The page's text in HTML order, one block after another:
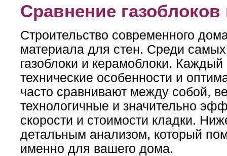
Сравнение
Строительство современного
материала для стен. Среди
газоблоки и керамоблоки.
технические особенности и
часто сравнивают между собой,
технологичные и значительно
скорости и стоимости кладки.
детальным анализом, который
именно для вашего дома.